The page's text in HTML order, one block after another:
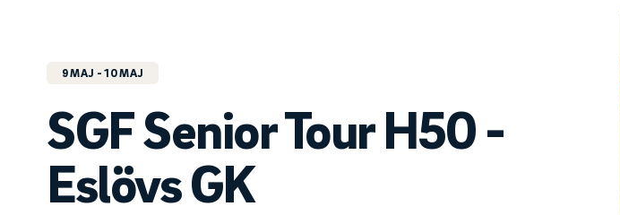
9 MAJ - 10 MAJ
SGF Senior Tour H50 -
Eslövs GK